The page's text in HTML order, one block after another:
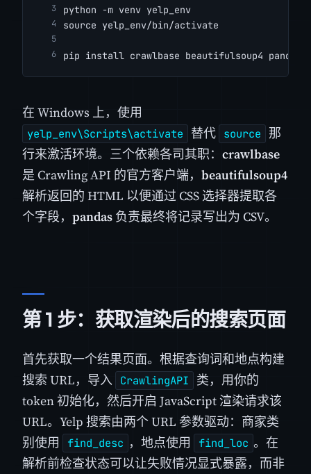
python -m venv yelp_env
source yelp_env/bin/activate
pip install crawlbase beautifulsoup4 pandas
在 Windows 上，使用
yelp_env\Scripts\activate 替代 source
那
行来激活环境。三个依赖各司其职： crawlbase
是 Crawling API 的官方客户端， beautifulsoup4
解析返回的 HTML 以便通过 CSS 选择器提取各
个字段， pandas 负责最终将记录写出为 CSV。
第 1 步：获取渲染后的搜索页面
首先获取一个结果页面。根据查询词和地点构建
搜索 URL，导入 CrawlingAPI
类，用你的
token 初始化，然后开启 JavaScript 渲染请求该
URL。Yelp 搜索由两个 URL 参数驱动：商家类
别使用
find_desc ，地点使用 find_loc 。在
解析前检查状态可以让失败情况显式暴露，而非